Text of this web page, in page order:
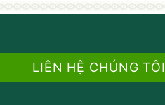
LIÊN HỆ CHÚNG TÔI